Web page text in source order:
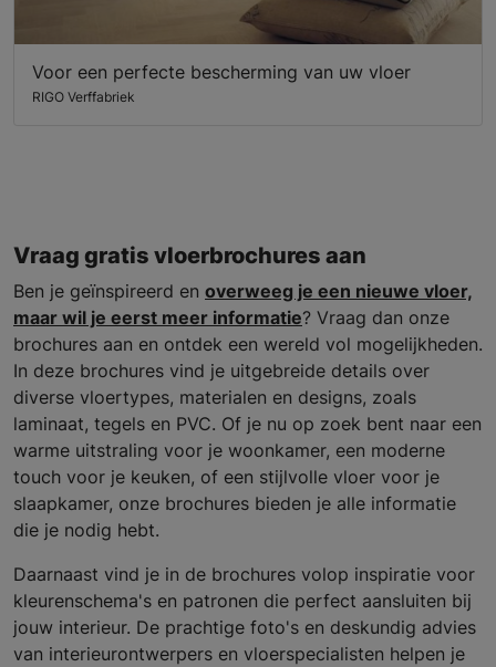
Voor een perfecte bescherming van uw vloer
RIGO Verffabriek
Vraag gratis vloerbrochures aan
Ben je geïnspireerd en overweeg je een nieuwe vloer,
maar wil je eerst meer informatie? Vraag dan onze
brochures aan en ontdek een wereld vol mogelijkheden.
In deze brochures vind je uitgebreide details over
diverse vloertypes, materialen en designs, zoals
laminaat, tegels en PVC. Of je nu op zoek bent naar een
warme uitstraling voor je woonkamer, een moderne
touch voor je keuken, of een stijlvolle vloer voor je
slaapkamer, onze brochures bieden je alle informatie
die je nodig hebt.
Daarnaast vind je in de brochures volop inspiratie voor
kleurenschema's en patronen die perfect aansluiten bij
jouw interieur. De prachtige foto's en deskundig advies
van interieurontwerpers en vloerspecialisten helpen je